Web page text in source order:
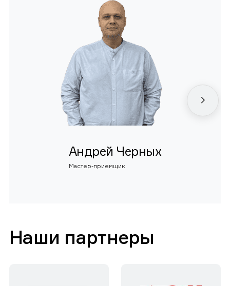
Андрей Черных
Мастер-приемщик
Наши партнеры